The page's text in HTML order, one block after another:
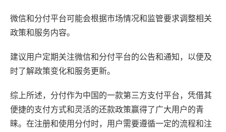
微信和分付平台可能会根据市场情况和监管要求调整相关
政策和服务内容。
建议用户定期关注微信和分付平台的公告和通知，以便及
时了解政策变化和服务更新。
综上所述，分付作为中国的一款第三方支付平台，凭借其
便捷的支付方式和灵活的还款政策赢得了广大用户的青
睐。在注册和使用分付时，用户需要遵循一定的流程和注